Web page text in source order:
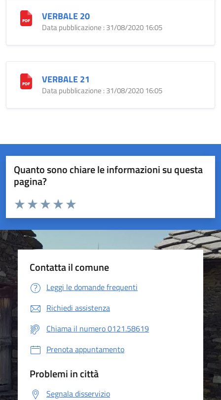
VERBALE 20
Data pubblicazione : 31/08/2020 16:05
VERBALE 21
Data pubblicazione : 31/08/2020 16:05
Quanto sono chiare le informazioni su questa
pagina?
Valuta da 1 a 5 stelle la pagina
Valuta 5 stelle su 5
Valuta 4 stelle su 5
Valuta 3 stelle su 5
Valuta 2 stelle su 5
Valuta 1 stelle su 5
Contatta il comune
Leggi le domande frequenti
Richiedi assistenza
Chiama il numero 0121.58619
Prenota appuntamento
Problemi in città
Segnala disservizio